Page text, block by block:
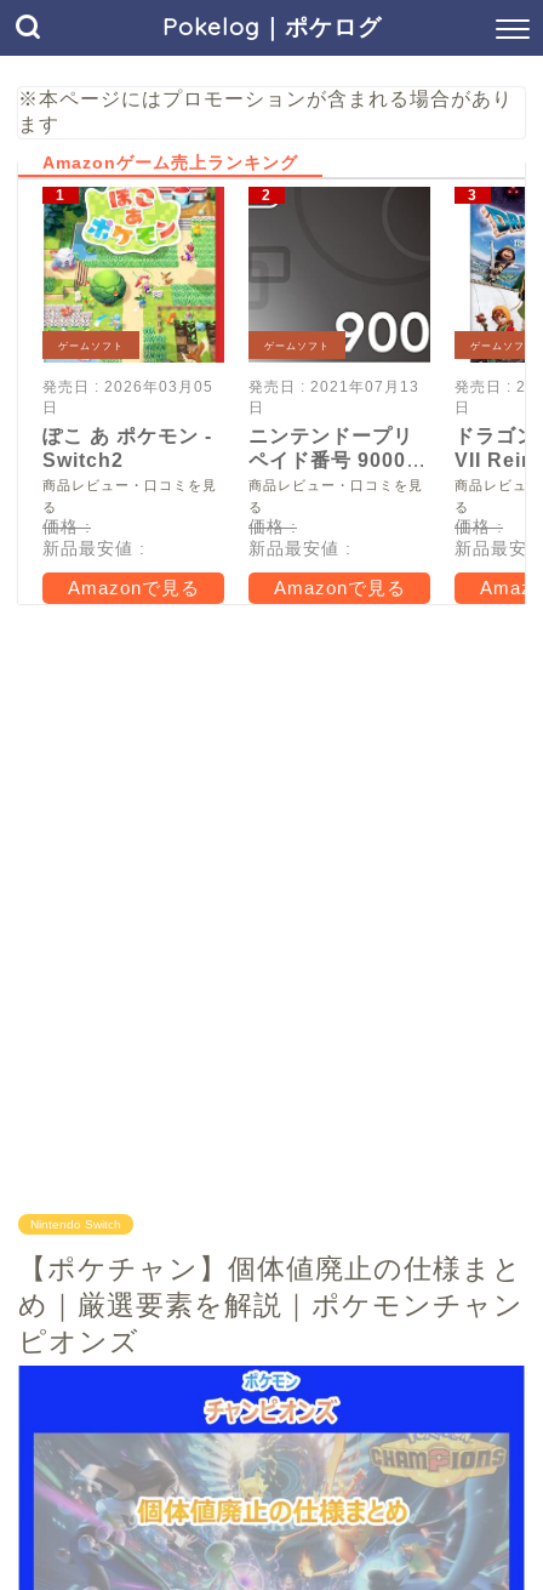
Pokelog｜ポケログ
※本ページにはプロモーションが含まれる場合があり
ます
Amazonゲーム売上ランキング
ゲームソフト
発売日 : 2026年03月05
日
ぽこ あ ポケモン -
Switch2
商品レビュー・口コミを見
る
価格 :
新品最安値 :
Amazonで見る
ゲームソフト
発売日 : 2021年07月13
日
ニンテンドープリ
ペイド番号 9000
円|オンラインコー
ド版
商品レビュー・口コミを見
る
価格 :
新品最安値 :
Amazonで見る
ゲームソフト
発売日 :
日
ドラゴ
VII
Switch2
商品レビュ
る
価格 :
新品最安
Nintendo Switch
【ポケチャン】個体値廃止の仕様まと
め｜厳選要素を解説｜ポケモンチャン
ピオンズ